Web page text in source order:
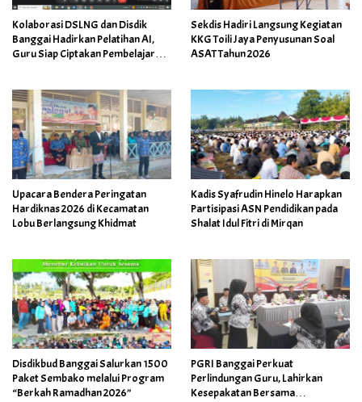
Kolaborasi DSLNG dan Disdik
Banggai Hadirkan Pelatihan AI,
Guru Siap Ciptakan Pembelajaran
Sekdis Hadiri Langsung Kegiatan
KKG Toili Jaya Penyusunan Soal
ASAT Tahun 2026
Upacara Bendera Peringatan
Hardiknas 2026 di Kecamatan
Lobu Berlangsung Khidmat
Kadis Syafrudin Hinelo Harapkan
Partisipasi ASN Pendidikan pada
Shalat Idul Fitri di Mirqan
Disdikbud Banggai Salurkan 1500
Paket Sembako melalui Program
“Berkah Ramadhan 2026”
PGRI Banggai Perkuat
Perlindungan Guru, Lahirkan
Kesepakatan Bersama